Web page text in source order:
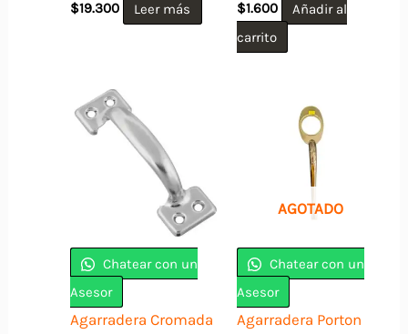
$19.300 Leer más $1.600
Añadir al
carrito
Chatear con un
Asesor
Agarradera Cromada
AGOTADO
Chatear con un
Asesor
Agarradera Porton